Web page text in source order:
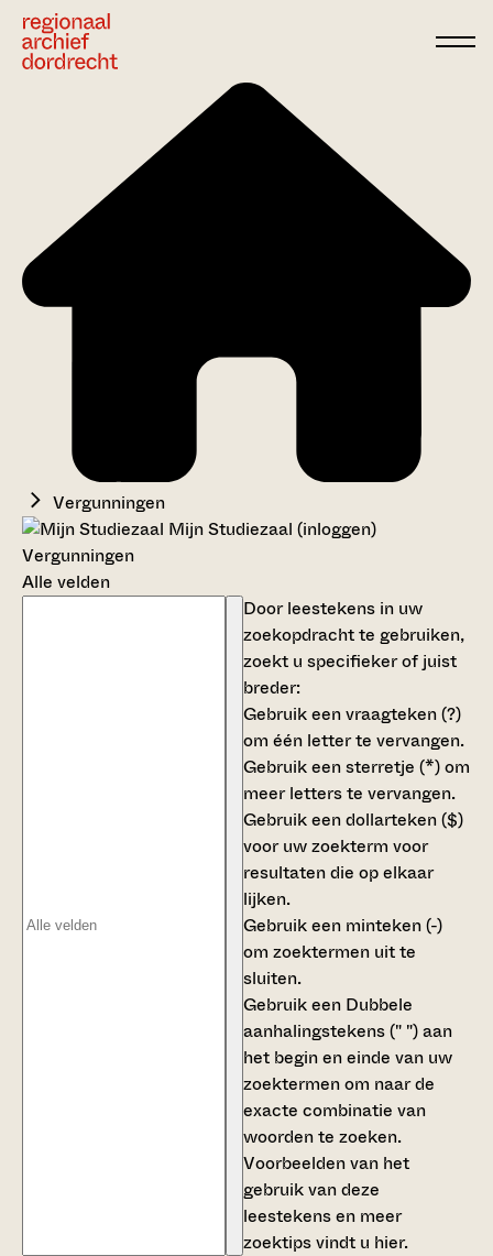
Vergunningen
Mijn Studiezaal (inloggen)
Vergunningen
Alle velden
Door leestekens in uw
zoekopdracht te gebruiken,
zoekt u specifieker of juist
breder:
Gebruik eenvraagteken (?)
om één letter te vervangen.
Gebruik eensterretje (*)om
meer letters te vervangen.
Gebruik eendollarteken ($)
voor uw zoekterm voor
resultaten die op elkaar
lijken.
Gebruik een minteken (-)
om zoektermen uit te
sluiten.
Gebruik een Dubbele
aanhalingstekens (" ")aan
het begin en einde van uw
zoektermen om naar de
exacte combinatie van
woorden te zoeken.
Voorbeelden van het
gebruik van deze
leestekens en meer
zoektips vindt u hier.